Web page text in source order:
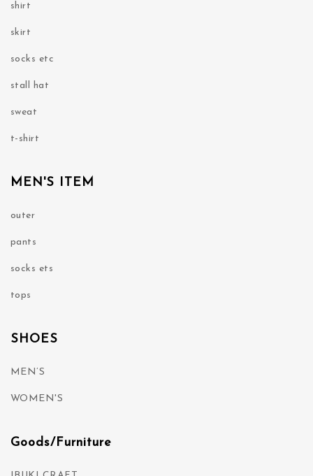
shirt
skirt
socks etc
stall hat
sweat
t-shirt
MEN'S ITEM
outer
pants
socks ets
tops
SHOES
MEN’S
WOMEN'S
Goods/Furniture